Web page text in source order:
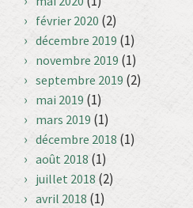
février 2020 (2)
décembre 2019 (1)
novembre 2019 (1)
septembre 2019 (2)
mai 2019 (1)
mars 2019 (1)
décembre 2018 (1)
août 2018 (1)
juillet 2018 (2)
avril 2018 (1)